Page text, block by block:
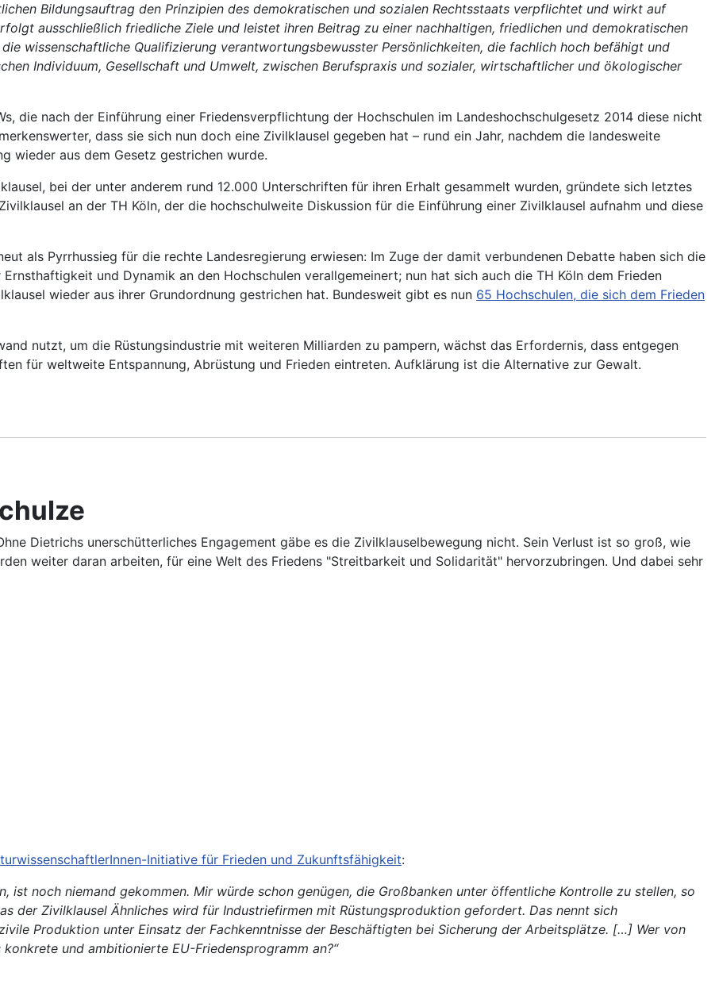
Bildungsauftrag den Prinzipien des demokratischen und sozialen Rechtsstaats verpflichtet und wirkt auf
ausschließlich friedliche Ziele und leistet ihren Beitrag zu einer nachhaltigen, friedlichen und demokratischen
wissenschaftliche Qualifizierung verantwortungsbewusster Persönlichkeiten, die fachlich hoch befähigt und
Individuum, Gesellschaft und Umwelt, zwischen Berufspraxis und sozialer, wirtschaftlicher und ökologischer
die nach der Einführung einer Friedensverpflichtung der Hochschulen im Landeshochschulgesetz 2014 diese nicht
dass sie sich nun doch eine Zivilklausel gegeben hat – rund ein Jahr, nachdem die landesweite
wieder aus dem Gesetz gestrichen wurde.
bei der unter anderem rund 12.000 Unterschriften für ihren Erhalt gesammelt wurden, gründete sich letztes
an der TH Köln, der die hochschulweite Diskussion für die Einführung einer Zivilklausel aufnahm und diese
als Pyrrhussieg für die rechte Landesregierung erwiesen: Im Zuge der damit verbundenen Debatte haben sich die
und Dynamik an den Hochschulen verallgemeinert; nun hat sich auch die TH Köln dem Frieden
wieder aus ihrer Grundordnung gestrichen hat. Bundesweit gibt es nun 65 Hochschulen, die sich dem Frieden
nutzt, um die Rüstungsindustrie mit weiteren Milliarden zu pampern, wächst das Erfordernis, dass entgegen
für weltweite Entspannung, Abrüstung und Frieden eintreten. Aufklärung ist die Alternative zur Gewalt.
Dietrichs unerschütterliches Engagement gäbe es die Zivilklauselbewegung nicht. Sein Verlust ist so groß, wie
weiter daran arbeiten, für eine Welt des Friedens "Streitbarkeit und Solidarität" hervorzubringen. Und dabei sehr
Initiative für Frieden und Zukunftsfähigkeit:
ist noch niemand gekommen. Mir würde schon genügen, die Großbanken unter öffentliche Kontrolle zu stellen, so
der Zivilklausel Ähnliches wird für Industriefirmen mit Rüstungsproduktion gefordert. Das nennt sich
Produktion unter Einsatz der Fachkenntnisse der Beschäftigten bei Sicherung der Arbeitsplätze. […] Wer von
und ambitionierte EU-Friedensprogramm an?“